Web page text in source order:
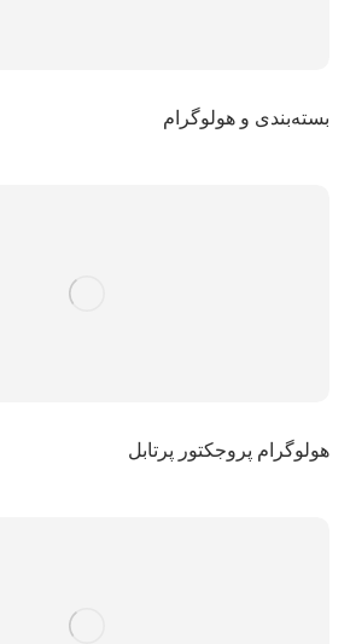
بسته‌بندی و هولوگرام
هولوگرام پروجکتور پرتابل